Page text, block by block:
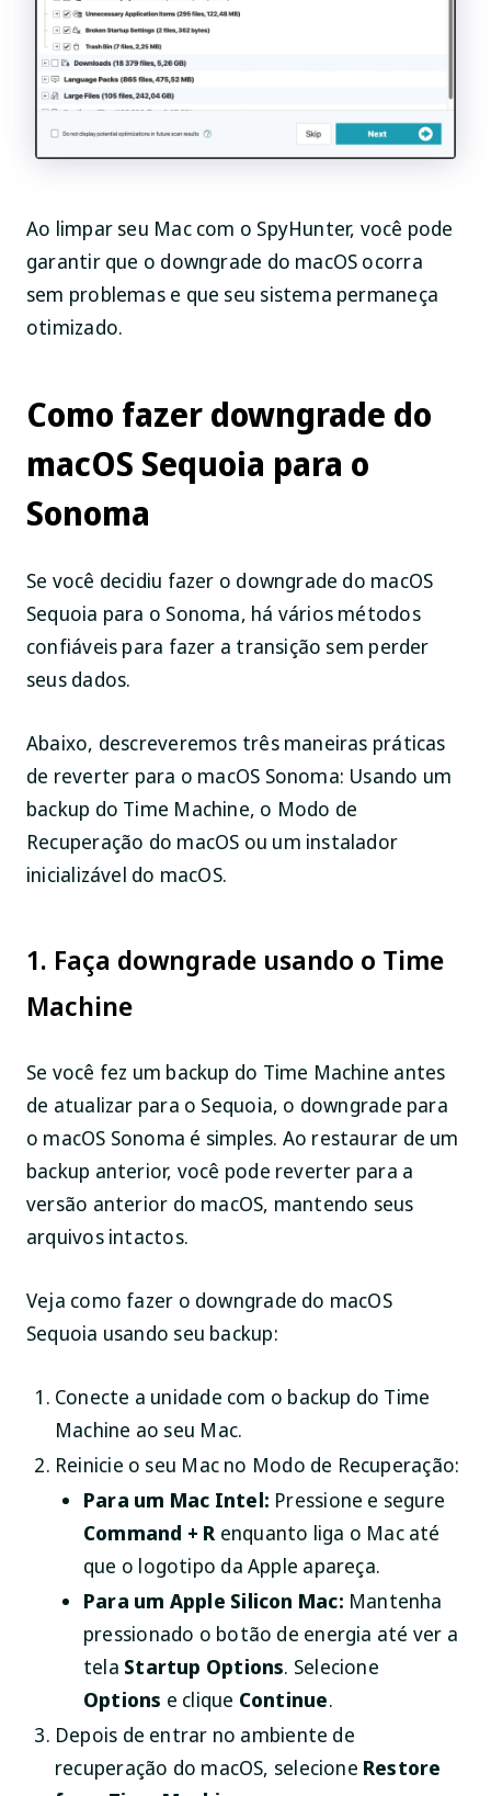
Ao limpar seu Mac com o SpyHunter, você pode
garantir que o downgrade do macOS ocorra
sem problemas e que seu sistema permaneça
otimizado.
Como fazer downgrade do
macOS Sequoia para o
Sonoma
Se você decidiu fazer o downgrade do macOS
Sequoia para o Sonoma, há vários métodos
confiáveis para fazer a transição sem perder
seus dados.
Abaixo, descreveremos três maneiras práticas
de reverter para o macOS Sonoma: Usando um
backup do Time Machine, o Modo de
Recuperação do macOS ou um instalador
inicializável do macOS.
1. Faça downgrade usando o Time
Machine
Se você fez um backup do Time Machine antes
de atualizar para o Sequoia, o downgrade para
o macOS Sonoma é simples. Ao restaurar de um
backup anterior, você pode reverter para a
versão anterior do macOS, mantendo seus
arquivos intactos.
Veja como fazer o downgrade do macOS
Sequoia usando seu backup:
Conecte a unidade com o backup do Time
Machine ao seu Mac.
Reinicie o seu Mac no Modo de Recuperação:
Para um Mac Intel: Pressione e segure
Command + R enquanto liga o Mac até
que o logotipo da Apple apareça.
Para um Apple Silicon Mac: Mantenha
pressionado o botão de energia até ver a
tela Startup Options. Selecione
Options e clique Continue.
Depois de entrar no ambiente de
recuperação do macOS, selecione Restore